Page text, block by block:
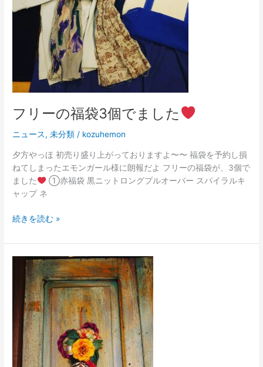
フリーの福袋3個でました
ニュース,未分類 / kozuhemon
夕方やっほ 初売り盛り上がっておりますよ〜〜 福袋を予約し損
ねてしまったエモンガール様に朗報だよ フリーの福袋が、3個で
ました
①赤福袋 黒ニットロングプルオーバー スパイラルキ
ャップ ネ
個
続きを読む »